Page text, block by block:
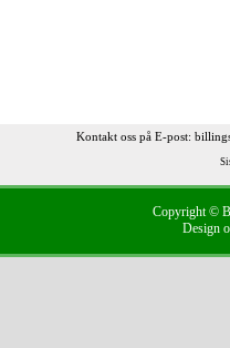
Kontakt oss på E-post:
Copyright ©
Design